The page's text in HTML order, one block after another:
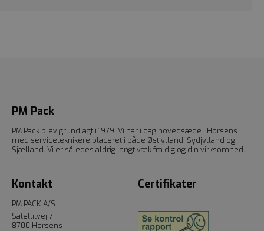
PM Pack
PM Pack blev grundlagt i 1979. Vi har i dag hovedsæde i Horsens
med serviceteknikere placeret i både Østjylland, Sydjylland og
Sjælland. Vi er således aldrig langt væk fra dig og din virksomhed.
Kontakt
PM PACK A/S
Satellitvej 7
8700 Horsens
Certifikater